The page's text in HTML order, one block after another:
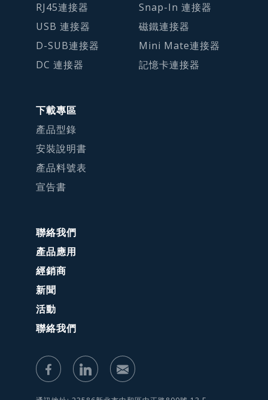
RJ45連接器
USB 連接器
D-SUB連接器
DC 連接器
Snap-In 連接器
磁鐵連接器
Mini Mate連接器
記憶卡連接器
下載專區
產品型錄
安裝說明書
產品料號表
宣告書
聯絡我們
產品應用
經銷商
新聞
活動
聯絡我們